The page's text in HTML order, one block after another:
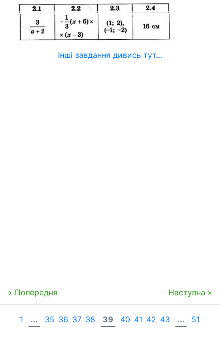
Інші завдання дивись тут...
« Попередня Наступна »
1 ... 35 36 37 38 39 40 41 42 43 ... 51